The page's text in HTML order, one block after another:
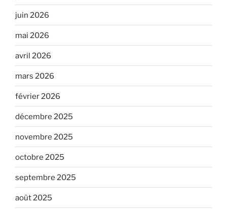
juin 2026
mai 2026
avril 2026
mars 2026
février 2026
décembre 2025
novembre 2025
octobre 2025
septembre 2025
août 2025